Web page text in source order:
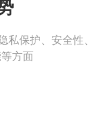
保护、安全性、
方面